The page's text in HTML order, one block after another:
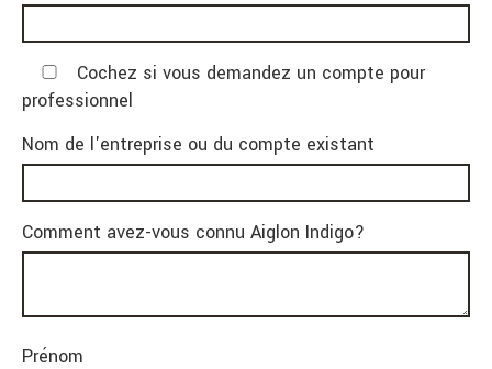
Cochez si vous demandez un compte pour
professionnel
Nom de l'entreprise ou du compte existant
Comment avez-vous connu Aiglon Indigo?
Prénom